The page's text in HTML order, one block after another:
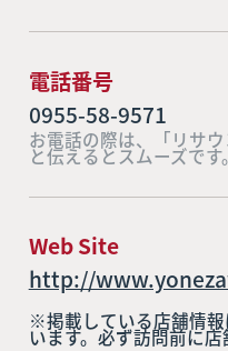
電話番号
0955-58-9571
お電話の際は、「リサ
と伝えるとスムーズです
Web Site
http://
※掲載している店舗情
います。必ず訪問前に